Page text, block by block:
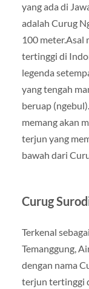
yang ada di
adalah Curug
100 meter.Asal
tertinggi di
legenda
yang tengah
beruap
memang akan
terjun yang
bawah dari
Curug
Terkenal
Temanggung,
dengan nama
terjun tertinggi